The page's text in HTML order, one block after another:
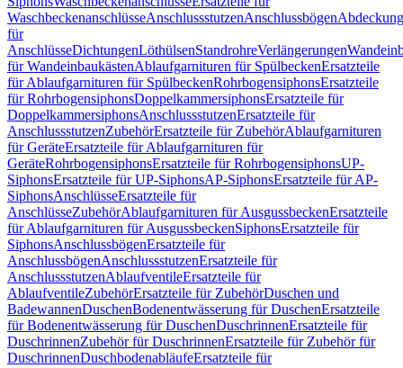
WaschbeckenanschlüsseAnschlussstutzenAnschlussbögen
für
AnschlüsseDichtungenLöthülsenStandrohreVerlängerungen
für WandeinbaukästenAblaufgarnituren für SpülbeckenErsatzteile
für Ablaufgarnituren für SpülbeckenRohrbogensiphonsErsatzteile
für RohrbogensiphonsDoppelkammersiphonsErsatzteile für
DoppelkammersiphonsAnschlussstutzenErsatzteile für
AnschlussstutzenZubehörErsatzteile für ZubehörAblaufgarnituren
für GeräteErsatzteile für Ablaufgarnituren für
GeräteRohrbogensiphonsErsatzteile für RohrbogensiphonsUP-
SiphonsErsatzteile für UP-SiphonsAP-SiphonsErsatzteile für AP-
SiphonsAnschlüsseErsatzteile für
AnschlüsseZubehörAblaufgarnituren für AusgussbeckenErsatzteile
für Ablaufgarnituren für AusgussbeckenSiphonsErsatzteile für
SiphonsAnschlussbögenErsatzteile für
AnschlussbögenAnschlussstutzenErsatzteile für
AnschlussstutzenAblaufventileErsatzteile für
AblaufventileZubehörErsatzteile für ZubehörDuschen und
BadewannenDuschenBodenentwässerung für DuschenErsatzteile
für Bodenentwässerung für DuschenDuschrinnenErsatzteile für
DuschrinnenZubehör für DuschrinnenErsatzteile für Zubehör für
DuschrinnenDuschbodenabläufeErsatzteile für